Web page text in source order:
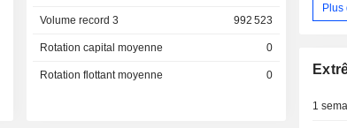
Volume record 3 992 523
Rotation capital moyenne 0
Rotation flottant moyenne 0
Plus
1